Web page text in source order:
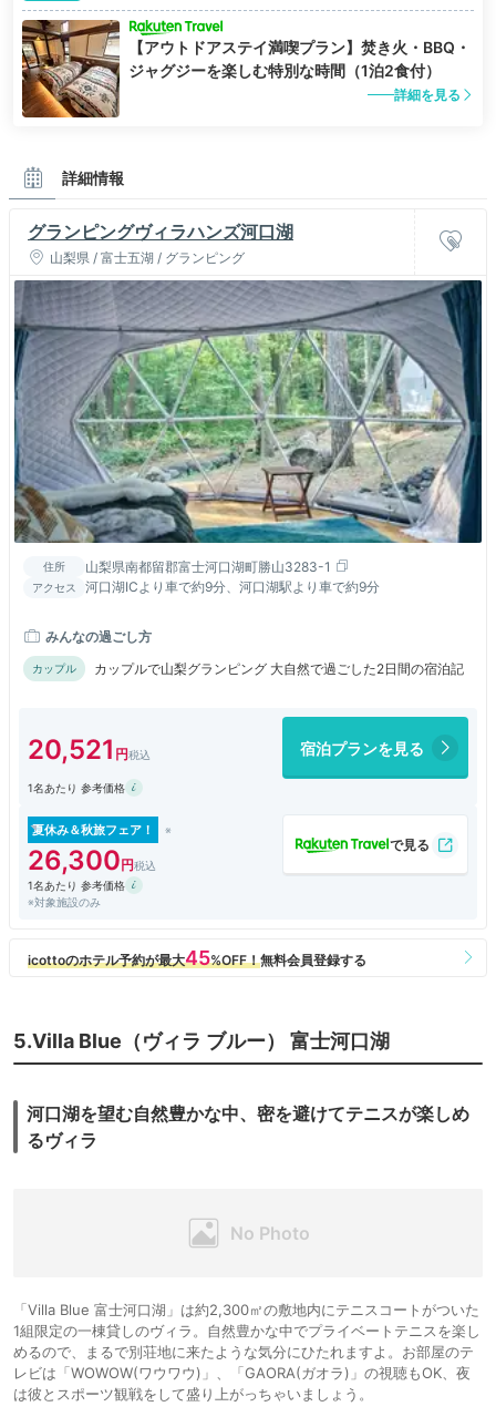
【アウトドアステイ満喫プラン】焚き火・BBQ・
ジャグジーを楽しむ特別な時間（1泊2食付）
詳細を見る
詳細情報
グランピングヴィラハンズ河口湖
山梨県 / 富士五湖 / グランピング
住所 山梨県南都留郡富士河口湖町勝山3283-1
アクセス 河口湖ICより車で約9分、河口湖駅より車で約9分
みんなの過ごし方
カップル カップルで山梨グランピング 大自然で過ごした2日間の宿泊記
20,521 宿泊プランを見る
1名あたり 参考価格
夏休み＆秋旅フェア！
26,300
1名あたり 参考価格
※対象施設のみ
5.Villa Blue（ヴィラ ブルー） 富士河口湖
河口湖を望む自然豊かな中、密を避けてテニスが楽しめ
るヴィラ
「Villa Blue 富士河口湖」は約2,300㎡の敷地内にテニスコートがついた
1組限定の一棟貸しのヴィラ。自然豊かな中でプライベートテニスを楽し
めるので、まるで別荘地に来たような気分にひたれますよ。お部屋のテ
レビは「WOWOW(ワウワウ)」、「GAORA(ガオラ)」の視聴もOK、夜
は彼とスポーツ観戦をして盛り上がっちゃいましょう。